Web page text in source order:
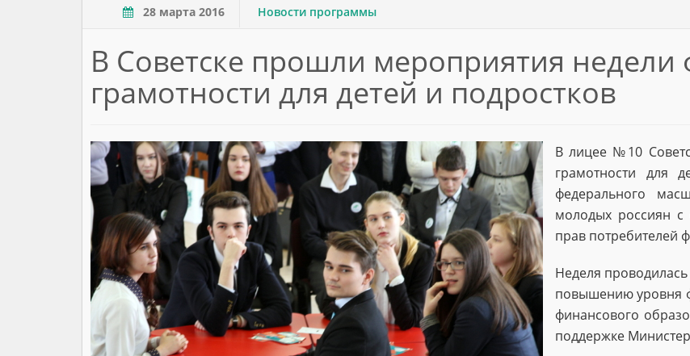
28 марта 2016 Новости программы
В Советске прошли мероприятия недели
грамотности для детей и подростков
В лицее №10
грамотности для
федерального
молодых россиян
прав потребителей
Неделя
повышению уровня
финансового
поддержке